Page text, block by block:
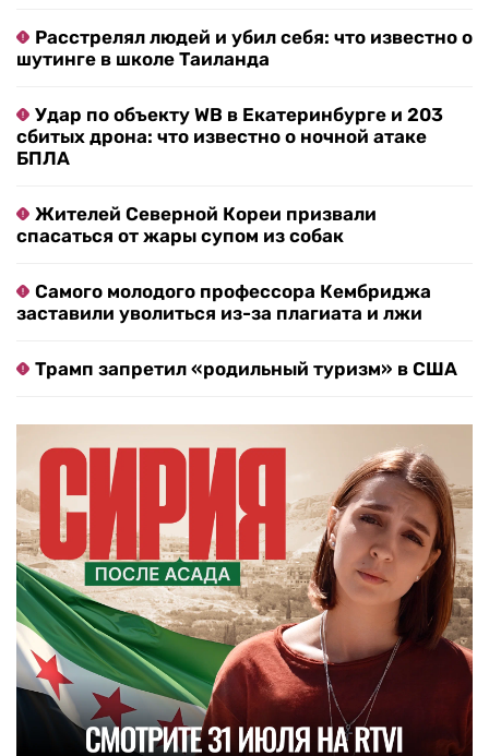
Расстрелял людей и убил себя: что известно о
шутинге в школе Таиланда
Удар по объекту WB в Екатеринбурге и 203
сбитых дрона: что известно о ночной атаке
БПЛА
Жителей Северной Кореи призвали
спасаться от жары супом из собак
Самого молодого профессора Кембриджа
заставили уволиться из-за плагиата и лжи
Трамп запретил «родильный туризм» в США